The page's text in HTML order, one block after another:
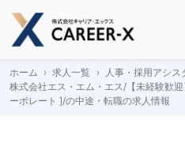
Skip
content
ホーム 求人一覧
人事・採用アシス
株式会社エス・エム・エス/【未経験歓
ーポレート ]/の中途・転職の求人情報